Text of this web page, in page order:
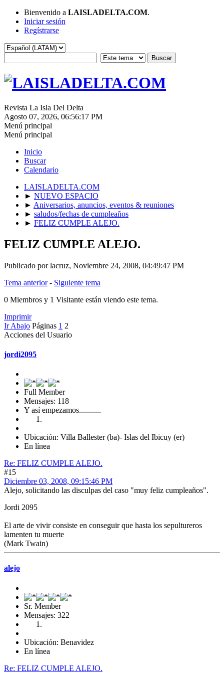
Bienvenido a LAISLADELTA.COM.
Iniciar sesión
Regístrarse
Revista La Isla Del Delta
Agosto 07, 2026, 06:56:17 PM
Menú principal
Menú principal
Inicio
Buscar
Calendario
LAISLADELTA.COM
► NUEVO ESPACIO
► Aniversarios, anuncios, eventos & reuniones
► saludos/fechas de cumpleaños
► FELIZ CUMPLE ALEJO.
FELIZ CUMPLE ALEJO.
Publicado por lacruz, Noviembre 24, 2008, 04:49:47 PM
Tema anterior- Siguiente tema
0 Miembros y 1 Visitante están viendo este tema.
Imprimir
Ir Abajo Páginas 1 2
Acciones del Usuario
jordi2095
Full Member
Mensajes: 118
Y así empezamos...........
Ubicación: Villa Ballester (ba)- Islas del Ibicuy (er)
En línea
Re: FELIZ CUMPLE ALEJO.
#15
Diciembre 03, 2008, 09:15:46 PM
Alejo, solicitando las disculpas del caso "muy feliz cumpleaños".
Jordi 2095
El arte de vivir consiste en conseguir que hasta los sepultureros
lamenten tu muerte
(Mark Twain)
alejo
Sr. Member
Mensajes: 322
Ubicación: Benavidez
En línea
Re: FELIZ CUMPLE ALEJO.